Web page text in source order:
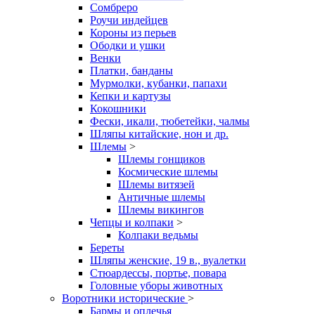
Сомбреро
Роучи индейцев
Короны из перьев
Ободки и ушки
Венки
Платки, банданы
Мурмолки, кубанки, папахи
Кепки и картузы
Кокошники
Фески, икали, тюбетейки, чалмы
Шляпы китайские, нон и др.
Шлемы >
Шлемы гонщиков
Космические шлемы
Шлемы витязей
Античные шлемы
Шлемы викингов
Чепцы и колпаки >
Колпаки ведьмы
Береты
Шляпы женские, 19 в., вуалетки
Стюардессы, портье, повара
Головные уборы животных
Воротники исторические >
Бармы и оплечья